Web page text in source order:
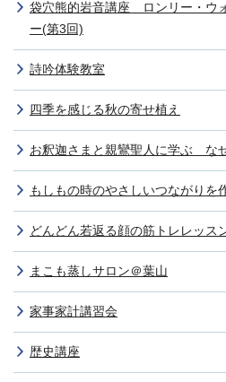
袋穴熊的岩音講座 ロンリー・ウ
ー(第3回)
詩吟体験教室
四季を感じる秋の寄せ植え
お釈迦さまと親鸞聖人に学ぶ な
もしもの時のやさしいつながりを
どんどん若返る顔の筋トレレッス
まこも蒸しサロン＠葉山
家事家計講習会
歴史講座